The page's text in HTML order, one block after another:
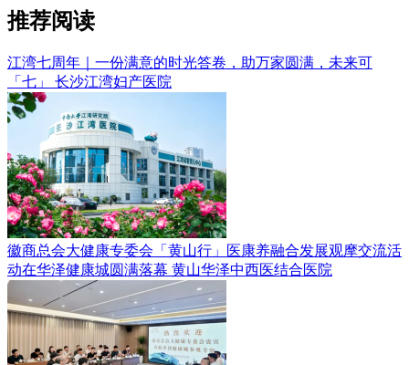
推荐阅读
江湾七周年｜一份满意的时光答卷，助万家圆满，未来可
「七」 长沙江湾妇产医院
徽商总会大健康专委会「黄山行」医康养融合发展观摩交流活
动在华泽健康城圆满落幕 黄山华泽中西医结合医院